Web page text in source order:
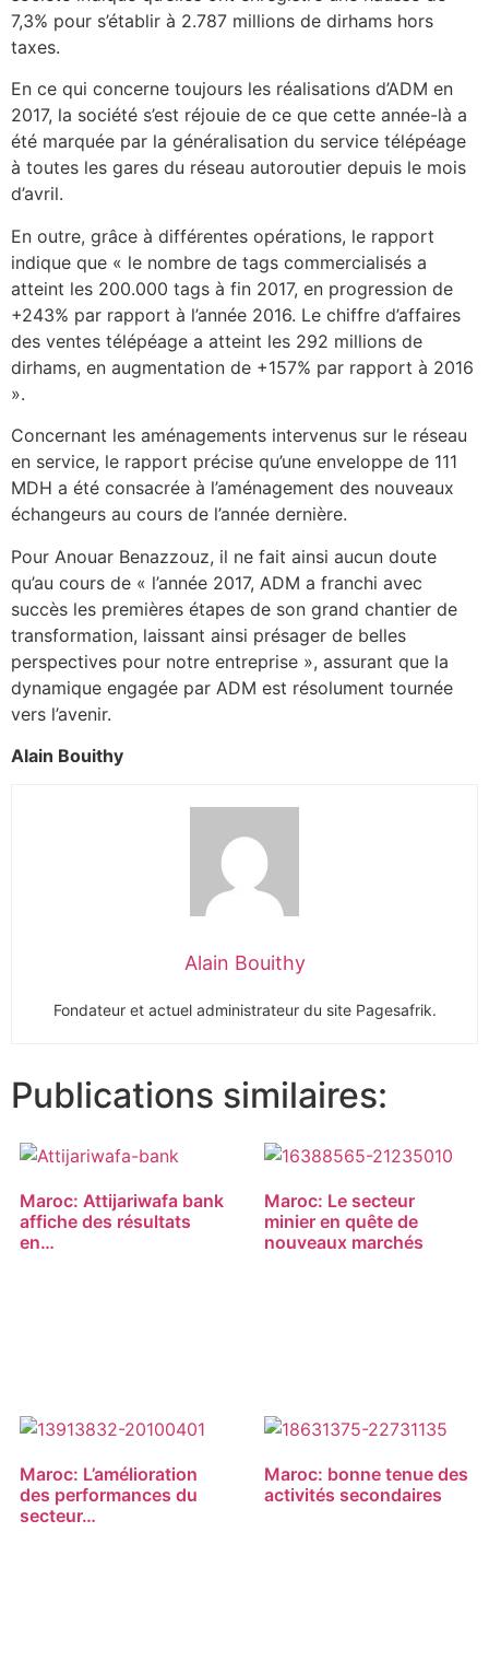
7,3% pour s’établir à 2.787 millions de dirhams hors
taxes.
En ce qui concerne toujours les réalisations d’ADM en
2017, la société s’est réjouie de ce que cette année-là a
été marquée par la généralisation du service télépéage
à toutes les gares du réseau autoroutier depuis le mois
d’avril.
En outre, grâce à différentes opérations, le rapport
indique que « le nombre de tags commercialisés a
atteint les 200.000 tags à fin 2017, en progression de
+243% par rapport à l’année 2016. Le chiffre d’affaires
des ventes télépéage a atteint les 292 millions de
dirhams, en augmentation de +157% par rapport à 2016
».
Concernant les aménagements intervenus sur le réseau
en service, le rapport précise qu’une enveloppe de 111
MDH a été consacrée à l’aménagement des nouveaux
échangeurs au cours de l’année dernière.
Pour Anouar Benazzouz, il ne fait ainsi aucun doute
qu’au cours de « l’année 2017, ADM a franchi avec
succès les premières étapes de son grand chantier de
transformation, laissant ainsi présager de belles
perspectives pour notre entreprise », assurant que la
dynamique engagée par ADM est résolument tournée
vers l’avenir.
Alain Bouithy
Alain Bouithy
Fondateur et actuel administrateur du site Pagesafrik.
Publications similaires:
Maroc: Attijariwafa bank
affiche des résultats
en…
Maroc: Le secteur
minier en quête de
nouveaux marchés
Maroc: L’amélioration
des performances du
secteur…
Maroc: bonne tenue des
activités secondaires